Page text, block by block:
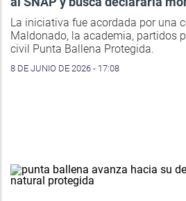
La iniciativa fue acordada por una
Maldonado, la academia, partidos
civil Punta Ballena Protegida.
8 DE JUNIO DE 2026 - 17:08